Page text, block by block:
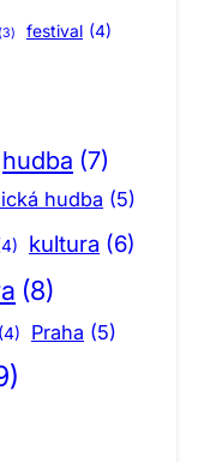
(3) festival (4)
hudba (7)
hudba (5)
kultura (6)
(8)
(4) Praha (5)